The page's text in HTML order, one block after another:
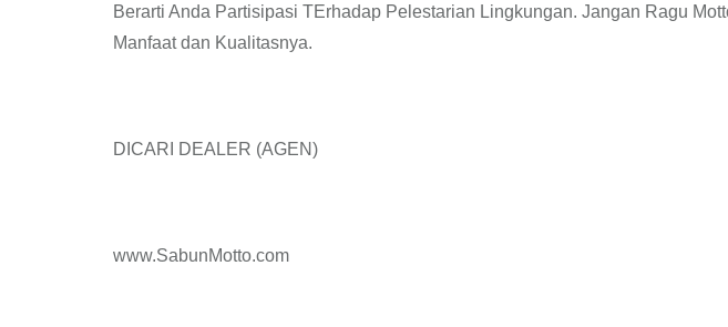
Berarti Anda Partisipasi TErhadap Pelestarian Lingkungan. Jangan Ragu
Manfaat dan Kualitasnya.
DICARI DEALER (AGEN)
www.SabunMotto.com